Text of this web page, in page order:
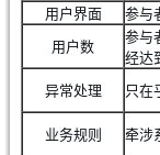
用户界面 参与
用户数
参与
经达
异常处理 只在
业务规则
牵涉